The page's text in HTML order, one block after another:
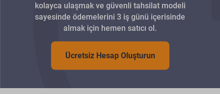
kolayca ulaşmak ve güvenli tahsilat modeli
sayesinde ödemelerini 3 iş günü içerisinde
almak için hemen satıcı ol.
Ücretsiz Hesap Oluşturun